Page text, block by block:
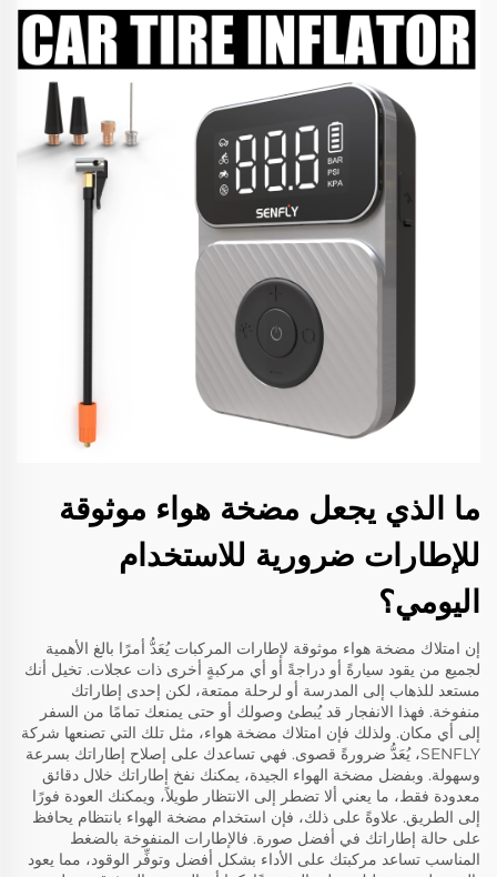
ما الذي يجعل مضخة هواء موثوقة
للإطارات ضرورية للاستخدام
اليومي؟
إن امتلاك مضخة هواء موثوقة لإطارات المركبات يُعَدُّ أمرًا بالغ الأهمية
لجميع من يقود سيارةً أو دراجةً أو أي مركبةٍ أخرى ذات عجلات. تخيل أنك
مستعد للذهاب إلى المدرسة أو لرحلة ممتعة، لكن إحدى إطاراتك
منفوخة. فهذا الانفجار قد يُبطئ وصولك أو حتى يمنعك تمامًا من السفر
إلى أي مكان. ولذلك فإن امتلاك مضخة هواء، مثل تلك التي تصنعها شركة
SENFLY، يُعَدُّ ضرورةً قصوى. فهي تساعدك على إصلاح إطاراتك بسرعة
وسهولة. وبفضل مضخة الهواء الجيدة، يمكنك نفخ إطاراتك خلال دقائق
معدودة فقط، ما يعني ألا تضطر إلى الانتظار طويلاً، ويمكنك العودة فورًا
إلى الطريق. علاوةً على ذلك، فإن استخدام مضخة الهواء بانتظام يحافظ
على حالة إطاراتك في أفضل صورة. فالإطارات المنفوخة بالضغط
المناسب تساعد مركبتك على الأداء بشكل أفضل وتوفِّر الوقود، مما يعود